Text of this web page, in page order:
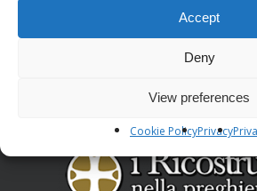
Accept
Deny
View preferences
Cookie PolicyPrivacy
Cherubini